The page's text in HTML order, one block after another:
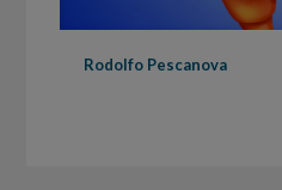
Rodolfo Pescanova